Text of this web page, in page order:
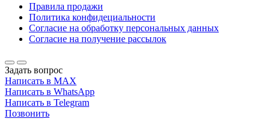
Правила продажи
Политика конфидециальности
Согласие на обработку персональных данных
Согласие на получение рассылок
Задать вопрос
Написать в MAX
Написать в WhatsApp
Написать в Telegram
Позвонить